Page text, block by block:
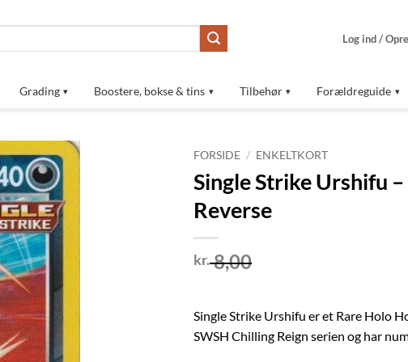
Log ind /
Grading Boostere, bokse & tins Tilbehør Forældreguide
Tilføj til
ønskeliste
FORSIDE / ENKELTKORT
Single Strike Urshifu
Reverse
kr.8,00
Single Strike Urshifu er et Rare Holo
SWSH Chilling Reign serien og har